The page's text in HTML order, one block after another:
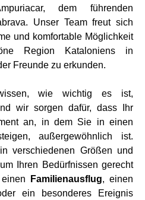
dem führenden
Unser Team freut sich
und komfortable Möglichkeit
Region Kataloniens in
Freunde zu erkunden.
wie wichtig es ist,
wir sorgen dafür, dass Ihr
an, in dem Sie in einen
außergewöhnlich ist.
verschiedenen Größen und
Ihren Bedürfnissen gerecht
Familienausflug, einen
ein besonderes Ereignis